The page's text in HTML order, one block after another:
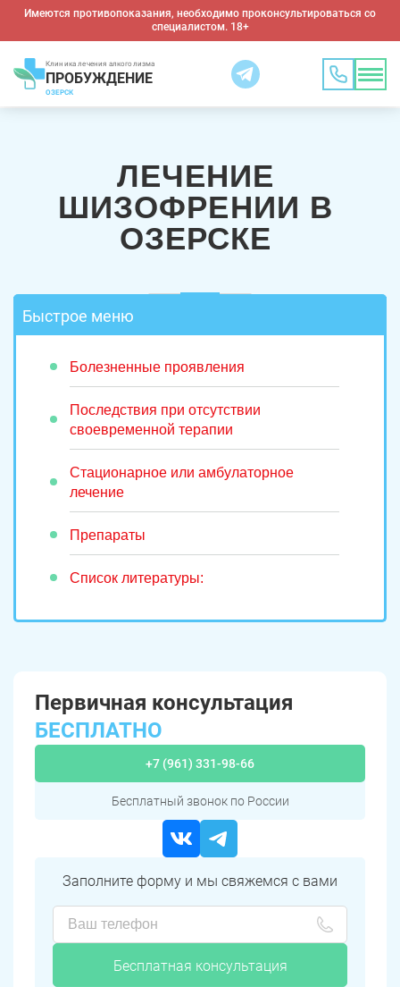
Имеются противопоказания, необходимо проконсультироваться со
специалистом. 18+
Клиника лечения алкоголизма
ПРОБУЖДЕНИЕ
ОЗЕРСК
ЛЕЧЕНИЕ
ШИЗОФРЕНИИ В
ОЗЕРСКЕ
Быстрое меню
Болезненные проявления
Последствия при отсутствии
своевременной терапии
Стационарное или амбулаторное
лечение
Препараты
Список литературы:
Первичная консультация
БЕСПЛАТНО
+7 (961) 331-98-66
Бесплатный звонок по России
Заполните форму и мы свяжемся с вами
Бесплатная консультация